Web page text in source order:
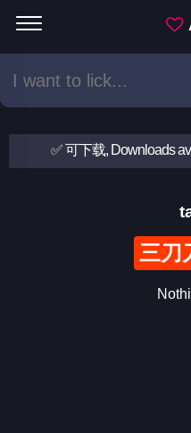
✅ 可下载, Downloads
三刀